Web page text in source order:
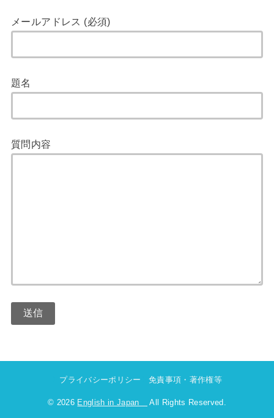
メールアドレス (必須)
題名
質問内容
プライバシーポリシー 免責事項・著作権等
© 2026 English in Japan All Rights Reserved.